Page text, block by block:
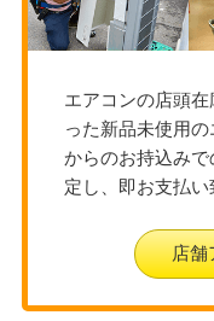
エアコンの店頭
った新品未使用
からのお持込み
定し、即お支払い
店舗